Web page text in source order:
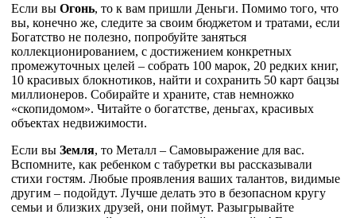
Если вы Огонь, то к вам пришли Деньги. Помимо того, что
вы, конечно же, следите за своим бюджетом и тратами, если
Богатство не полезно, попробуйте заняться
коллекционированием, с достижением конкретных
промежуточных целей – собрать 100 марок, 20 редких книг,
10 красивых блокнотиков, найти и сохранить 50 карт бацзы
миллионеров. Собирайте и храните, став немножко
«скопидомом». Читайте о богатстве, деньгах, красивых
объектах недвижимости.
Если вы Земля, то Металл – Самовыражение для вас.
Вспомните, как ребенком с табуретки вы рассказывали
стихи гостям. Любые проявления ваших талантов, видимые
другим – подойдут. Лучше делать это в безопасном кругу
семьи и близких друзей, они поймут. Разыгрывайте